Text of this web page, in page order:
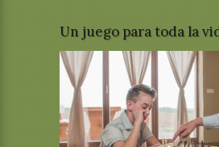
Un juego para toda la